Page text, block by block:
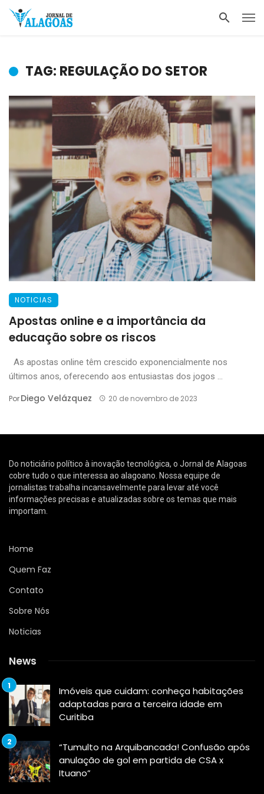
TAG: REGULAÇÃO DO SETOR
NOTICIAS
Apostas online e a importância da
educação sobre os riscos
As apostas online têm crescido exponencialmente nos
últimos anos, oferecendo aos entusiastas dos jogos ...
PorDiego Velázquez 20 de novembro de 2023
Do noticiário político à inovação tecnológica, o Jornal de Alagoas
cobre tudo o que interessa ao alagoano. Nossa equipe de
jornalistas trabalha incansavelmente para levar até você
informações precisas e atualizadas sobre os temas que mais
importam.
Home
Quem Faz
Contato
Sobre Nós
Noticias
News
Imóveis que cuidam: conheça habitações
adaptadas para a terceira idade em
Curitiba
“Tumulto na Arquibancada! Confusão após
anulação de gol em partida de CSA x
Ituano”